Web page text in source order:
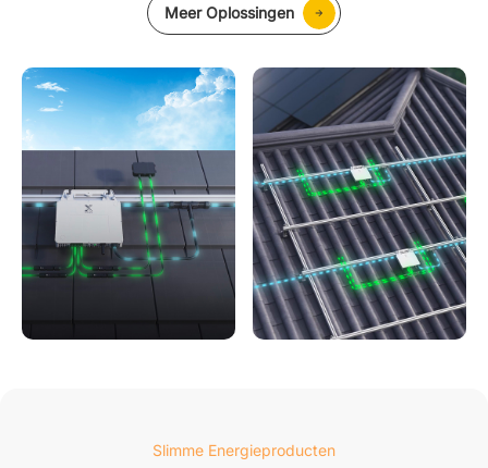
Meer Oplossingen
Slimme Energieproducten